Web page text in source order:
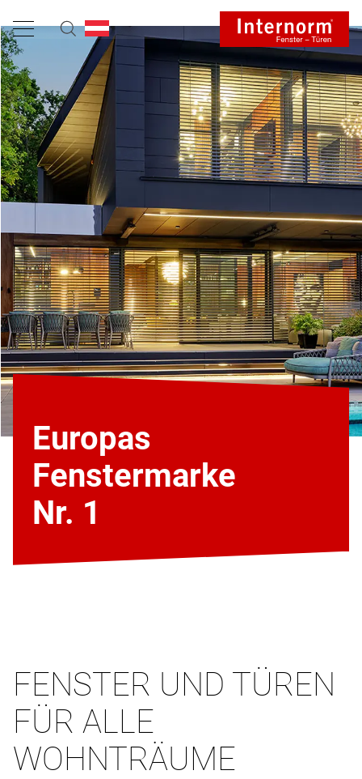
Europas
Fenstermarke
Nr. 1
FENSTER UND TÜREN
FÜR ALLE
WOHNTRÄUME